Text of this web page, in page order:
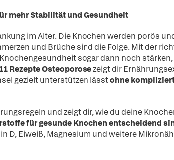
mehr Stabilität und Gesundheit
im Alter. Die Knochen werden porös
und Brüche sind die Folge. Mit der
sogar dann noch
Rezepte Osteoporosezeigt dir
gezielt unterstützen lässtohne
und zeigt dir, wie du deine
für gesunde Knochen entscheidend
D, Eiweiß, Magnesium und weitere